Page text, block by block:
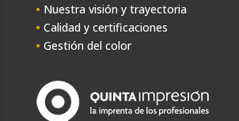
• Nuestra visión y trayectoria
• Calidad y certificaciones
• Gestión del color